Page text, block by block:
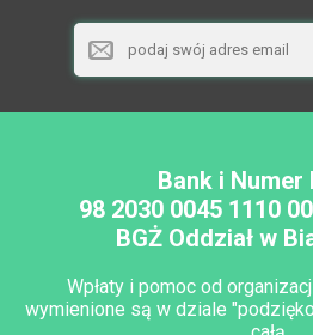
Bank i Numer
98 2030 0045 1110
BGŻ Oddział w
Wpłaty i pomoc od
wymienione są w dziale